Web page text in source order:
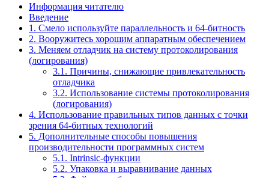
Информация читателю
Введение
1. Смело используйте параллельность и 64-битность
2. Вооружитесь хорошим аппаратным обеспечением
3. Меняем отладчик на систему протоколирования
(логирования)
3.1. Причины, снижающие привлекательность
отладчика
3.2. Использование системы протоколирования
(логирования)
4. Использование правильных типов данных с точки
зрения 64-битных технологий
5. Дополнительные способы повышения
производительности программных систем
5.1. Intrinsic-функции
5.2. Упаковка и выравнивание данных